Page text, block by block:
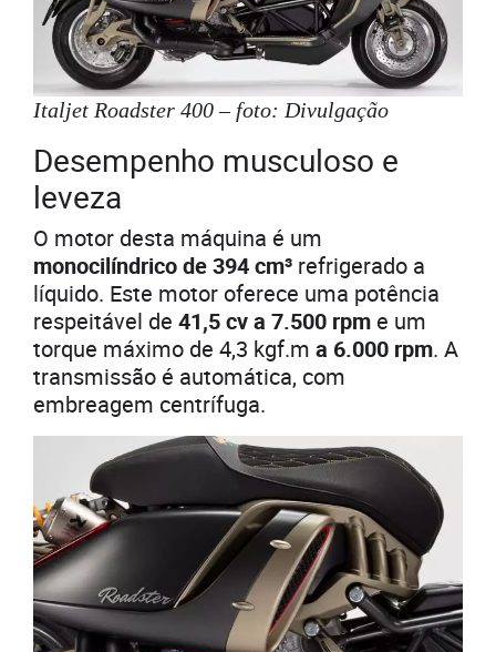
Italjet Roadster 400 – foto: Divulgação
Desempenho musculoso e
leveza
O motor desta máquina é um
monocilíndrico de 394 cm³ refrigerado a
líquido. Este motor oferece uma potência
respeitável de 41,5 cv a 7.500 rpm e um
torque máximo de 4,3 kgf.m a 6.000 rpm. A
transmissão é automática, com
embreagem centrífuga.